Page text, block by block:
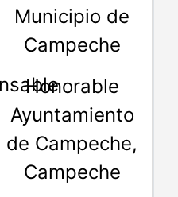
Municipio de
Campeche
Honorable
Ayuntamiento
de Campeche,
Campeche